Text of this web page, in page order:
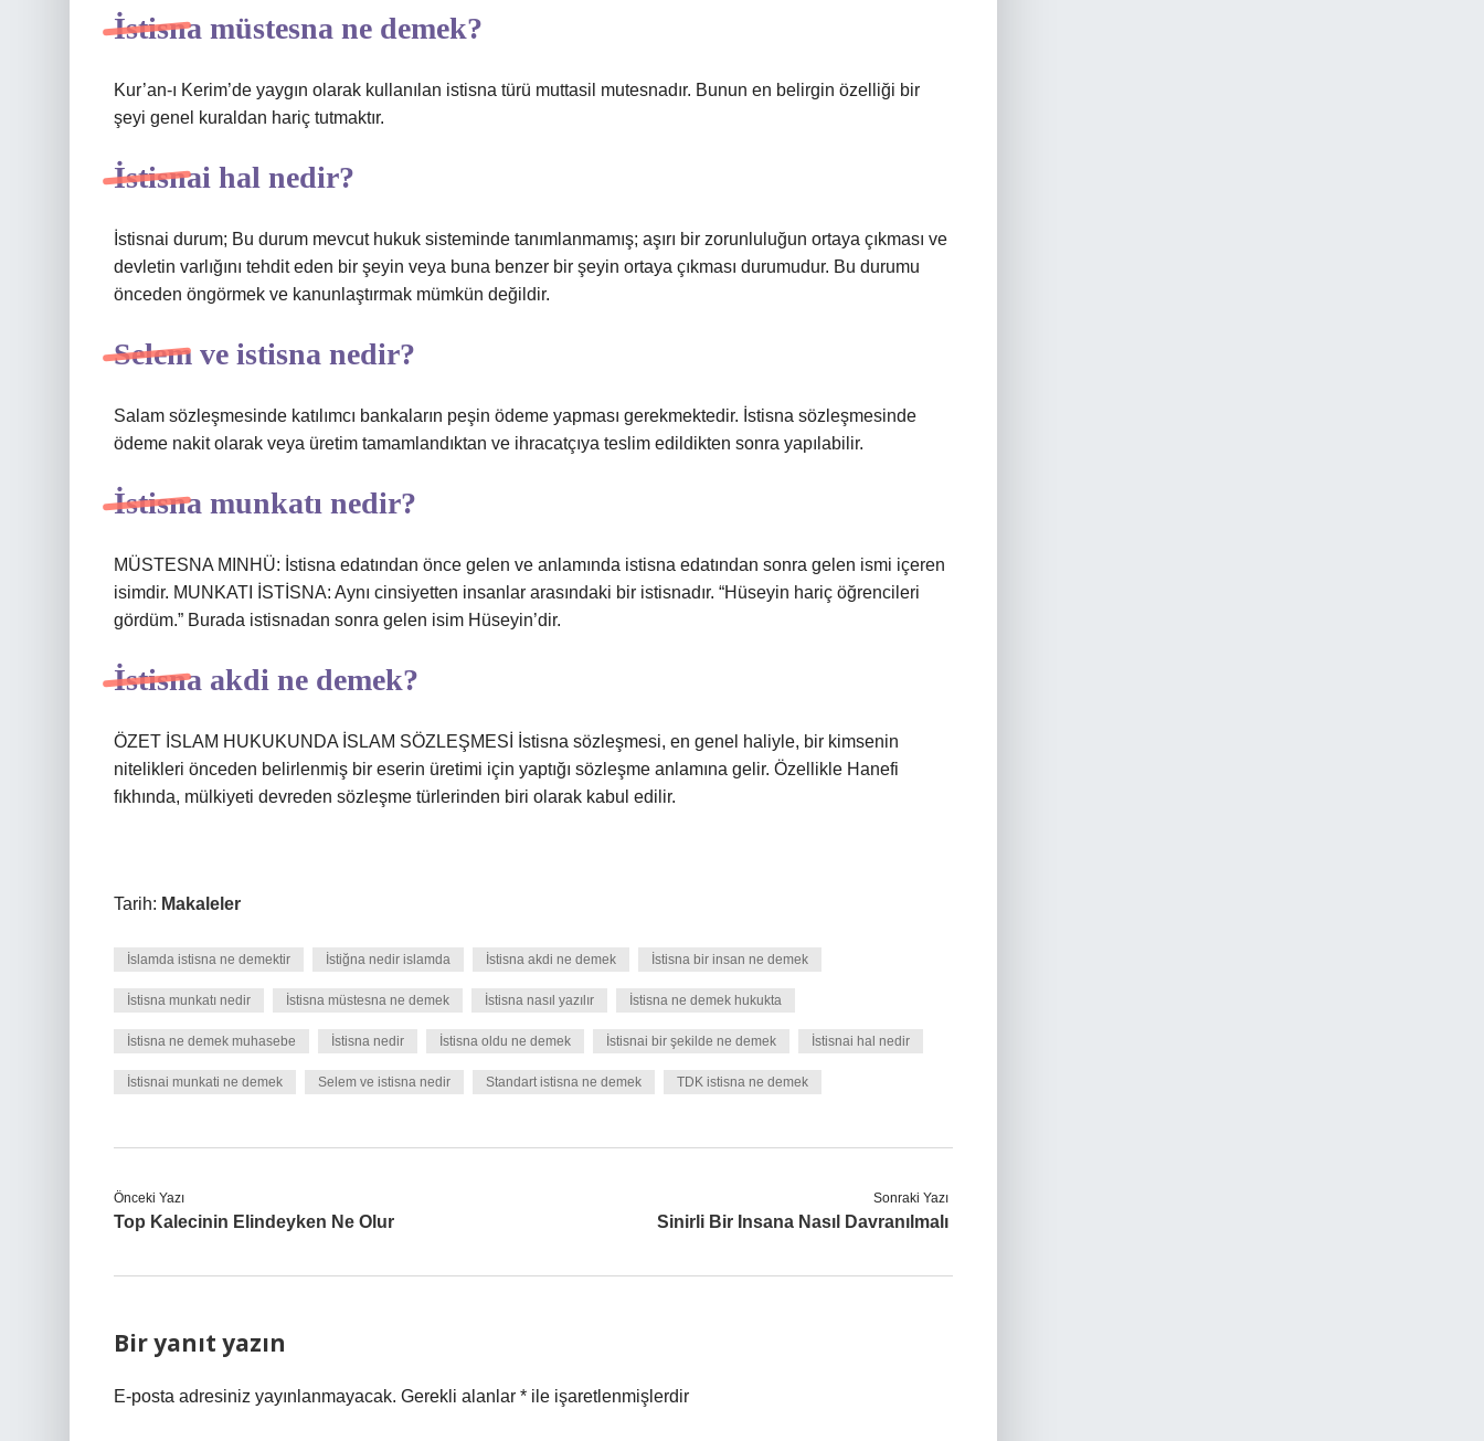
İstisna müstesna ne demek?
Kur’an-ı Kerim’de yaygın olarak kullanılan istisna türü muttasil mutesnadır. Bunun en belirgin özelliği bir
şeyi genel kuraldan hariç tutmaktır.
İstisnai hal nedir?
İstisnai durum; Bu durum mevcut hukuk sisteminde tanımlanmamış; aşırı bir zorunluluğun ortaya çıkması ve
devletin varlığını tehdit eden bir şeyin veya buna benzer bir şeyin ortaya çıkması durumudur. Bu durumu
önceden öngörmek ve kanunlaştırmak mümkün değildir.
Selem ve istisna nedir?
Salam sözleşmesinde katılımcı bankaların peşin ödeme yapması gerekmektedir. İstisna sözleşmesinde
ödeme nakit olarak veya üretim tamamlandıktan ve ihracatçıya teslim edildikten sonra yapılabilir.
İstisna munkatı nedir?
MÜSTESNA MINHÜ: İstisna edatından önce gelen ve anlamında istisna edatından sonra gelen ismi içeren
isimdir. MUNKATI İSTİSNA: Aynı cinsiyetten insanlar arasındaki bir istisnadır. “Hüseyin hariç öğrencileri
gördüm.” Burada istisnadan sonra gelen isim Hüseyin’dir.
İstisna akdi ne demek?
ÖZET İSLAM HUKUKUNDA İSLAM SÖZLEŞMESİ İstisna sözleşmesi, en genel haliyle, bir kimsenin
nitelikleri önceden belirlenmiş bir eserin üretimi için yaptığı sözleşme anlamına gelir. Özellikle Hanefi
fıkhında, mülkiyeti devreden sözleşme türlerinden biri olarak kabul edilir.
Tarih: Makaleler
İslamda istisna ne demektir İstiğna nedir islamda İstisna akdi ne demek İstisna bir insan ne demek
İstisna munkatı nedir İstisna müstesna ne demek İstisna nasıl yazılır İstisna ne demek hukukta
İstisna ne demek muhasebe İstisna nedir İstisna oldu ne demek İstisnai bir şekilde ne demek İstisnai hal nedir
İstisnai munkati ne demek Selem ve istisna nedir Standart istisna ne demek TDK istisna ne demek
Önceki Yazı
Top Kalecinin Elindeyken Ne Olur
Sonraki Yazı
Sinirli Bir Insana Nasıl Davranılmalı
Bir yanıt yazın
E-posta adresiniz yayınlanmayacak. Gerekli alanlar * ile işaretlenmişlerdir